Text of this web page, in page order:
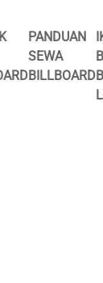
PANDUAN
SEWA
BILLBOARD